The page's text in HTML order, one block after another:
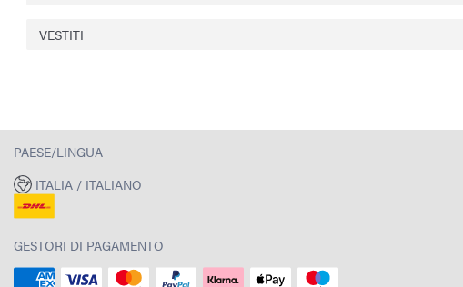
VESTITI
PAESE/LINGUA
ITALIA / ITALIANO
GESTORI DI PAGAMENTO